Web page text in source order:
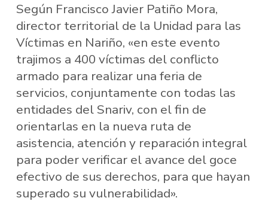
Según Francisco Javier Patiño Mora,
director territorial de la Unidad para las
Víctimas en Nariño, «en este evento
trajimos a 400 víctimas del conflicto
armado para realizar una feria de
servicios, conjuntamente con todas las
entidades del Snariv, con el fin de
orientarlas en la nueva ruta de
asistencia, atención y reparación integral
para poder verificar el avance del goce
efectivo de sus derechos, para que hayan
superado su vulnerabilidad».